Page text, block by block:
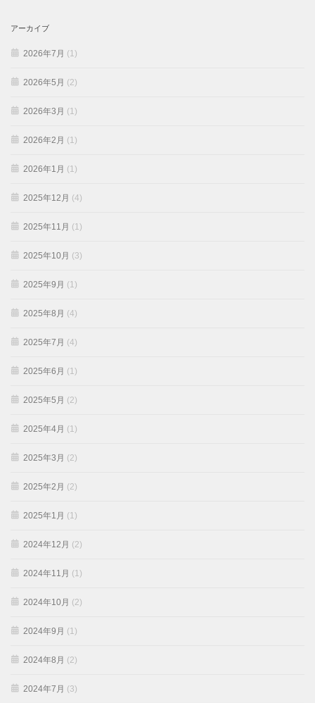
アーカイブ
2026年7月 (1)
2026年5月 (2)
2026年3月 (1)
2026年2月 (1)
2026年1月 (1)
2025年12月 (4)
2025年11月 (1)
2025年10月 (3)
2025年9月 (1)
2025年8月 (4)
2025年7月 (4)
2025年6月 (1)
2025年5月 (2)
2025年4月 (1)
2025年3月 (2)
2025年2月 (2)
2025年1月 (1)
2024年12月 (2)
2024年11月 (1)
2024年10月 (2)
2024年9月 (1)
2024年8月 (2)
2024年7月 (3)